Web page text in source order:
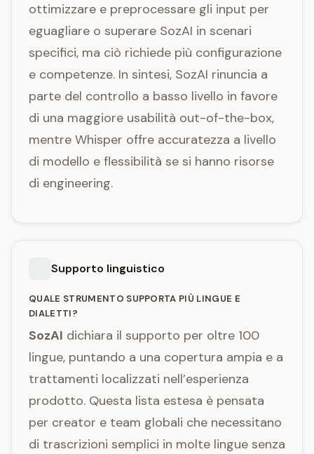
ottimizzare e preprocessare gli input per
eguagliare o superare SozAI in scenari
specifici, ma ciò richiede più configurazione
e competenze. In sintesi, SozAI rinuncia a
parte del controllo a basso livello in favore
di una maggiore usabilità out-of-the-box,
mentre Whisper offre accuratezza a livello
di modello e flessibilità se si hanno risorse
di engineering.
Supporto linguistico
QUALE STRUMENTO SUPPORTA PIÙ LINGUE E
DIALETTI?
SozAI dichiara il supporto per oltre 100
lingue, puntando a una copertura ampia e a
trattamenti localizzati nell’esperienza
prodotto. Questa lista estesa è pensata
per creator e team globali che necessitano
di trascrizioni semplici in molte lingue senza